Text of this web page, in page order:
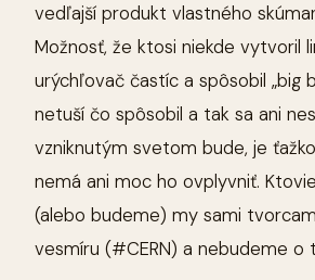
vedľajší produkt vlastného
Možnosť, že ktosi niekde vytvoril
urýchľovač častíc a spôsobil „big
netuší čo spôsobil a tak sa ani
vzniknutým svetom bude, je
nemá ani moc ho ovplyvniť.
(alebo budeme) my sami
vesmíru (#CERN) a nebudeme o